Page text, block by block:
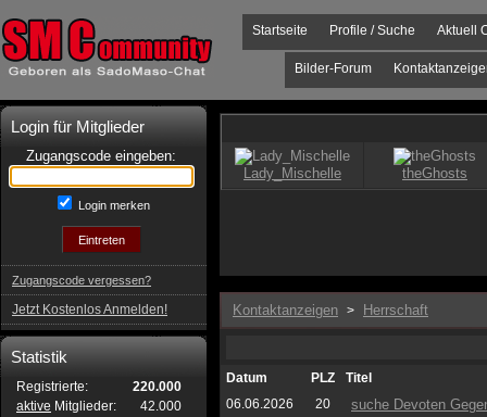
Aktuell
Profile / Suche
Startseite
Bilder-Forum
Login für Mitglieder
Zugangscode eingeben:
Login merken
Zugangscode vergessen?
Jetzt Kostenlos Anmelden!
Statistik
Registrierte:
220.000
aktive Mitglieder:
42.000
Kontaktanzeigen > Herrschaft
Datum PLZ
Titel
06.06.2026
20 suche Devoten